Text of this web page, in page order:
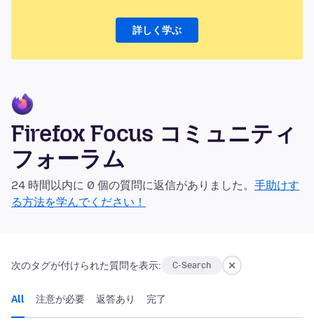
詳しく学ぶ
Firefox Focus コミュニティ
フォーラム
24 時間以内に 0 個の質問に返信がありました。 手助けす
る方法を学んでください！
次のタグが付けられた質問を表示: C-Search
All 注意が必要 返答あり 完了